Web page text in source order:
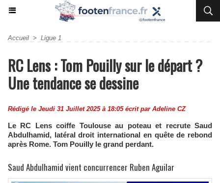
Accueil > Ligue 1
RC Lens : Tom Pouilly sur le départ ?
Une tendance se dessine
Rédigé le Jeudi 31 Juillet 2025 à 18:05 écrit par Adeline CZ
Le RC Lens coiffe Toulouse au poteau et recrute Saud
Abdulhamid, latéral droit international en quête de rebond
après Rome. Tom Pouilly le grand perdant.
Saud Abdulhamid vient concurrencer Ruben Aguilar